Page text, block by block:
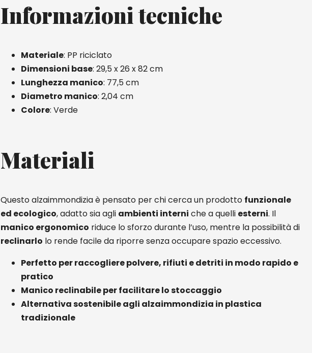
Informazioni tecniche
Materiale: PP riciclato
Dimensioni base: 29,5 x 26 x 82 cm
Lunghezza manico: 77,5 cm
Diametro manico: 2,04 cm
Colore: Verde
Materiali
Questo alzaimmondizia è pensato per chi cerca un prodotto funzionale
ed ecologico, adatto sia agli ambienti interni che a quelli esterni. Il
manico ergonomico riduce lo sforzo durante l’uso, mentre la possibilità di
reclinarlo lo rende facile da riporre senza occupare spazio eccessivo.
Perfetto per raccogliere polvere, rifiuti e detriti in modo rapido e
pratico
Manico reclinabile per facilitare lo stoccaggio
Alternativa sostenibile agli alzaimmondizia in plastica
tradizionale